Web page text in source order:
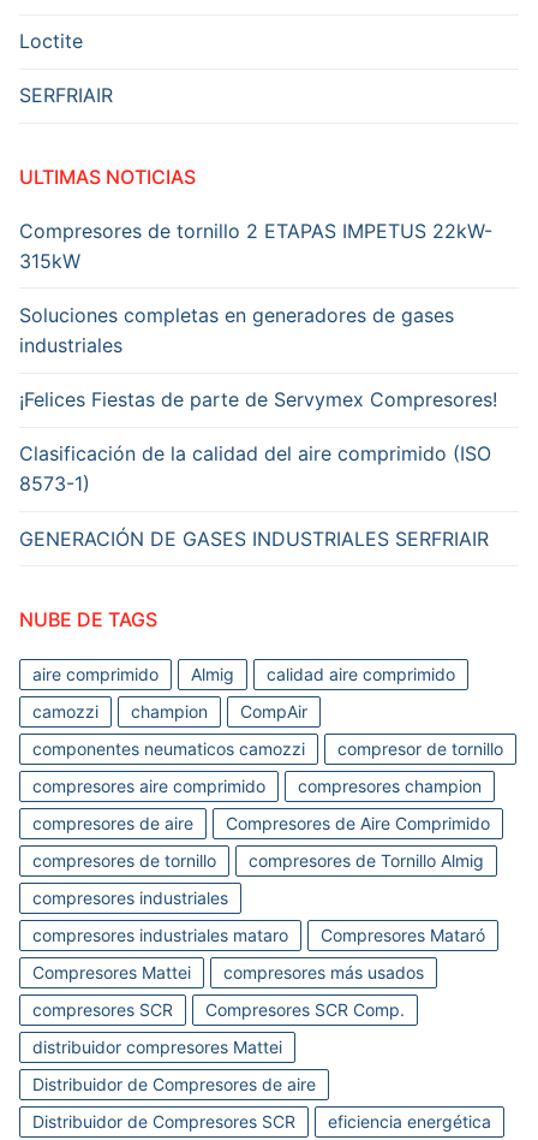
Loctite
SERFRIAIR
ULTIMAS NOTICIAS
Compresores de tornillo 2 ETAPAS IMPETUS 22kW-
315kW
Soluciones completas en generadores de gases
industriales
¡Felices Fiestas de parte de Servymex Compresores!
Clasificación de la calidad del aire comprimido (ISO
8573-1)
GENERACIÓN DE GASES INDUSTRIALES SERFRIAIR
NUBE DE TAGS
aire comprimido Almig
calidad aire comprimido
camozzi
champion
CompAir
componentes neumaticos camozzi
compresor de tornillo
compresores aire comprimido
compresores champion
compresores de aire
Compresores de Aire Comprimido
compresores de tornillo
compresores de Tornillo Almig
compresores industriales
compresores industriales mataro
Compresores Mataró
Compresores Mattei
compresores más usados
compresores SCR
Compresores SCR Comp.
distribuidor compresores Mattei
Distribuidor de Compresores de aire
Distribuidor de Compresores SCR
eficiencia energética